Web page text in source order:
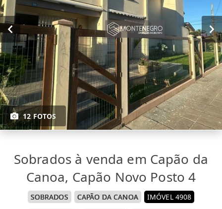
12 FOTOS
Sobrados à venda em Capão da
Canoa, Capão Novo Posto 4
SOBRADOS CAPÃO DA CANOA IMÓVEL 4908